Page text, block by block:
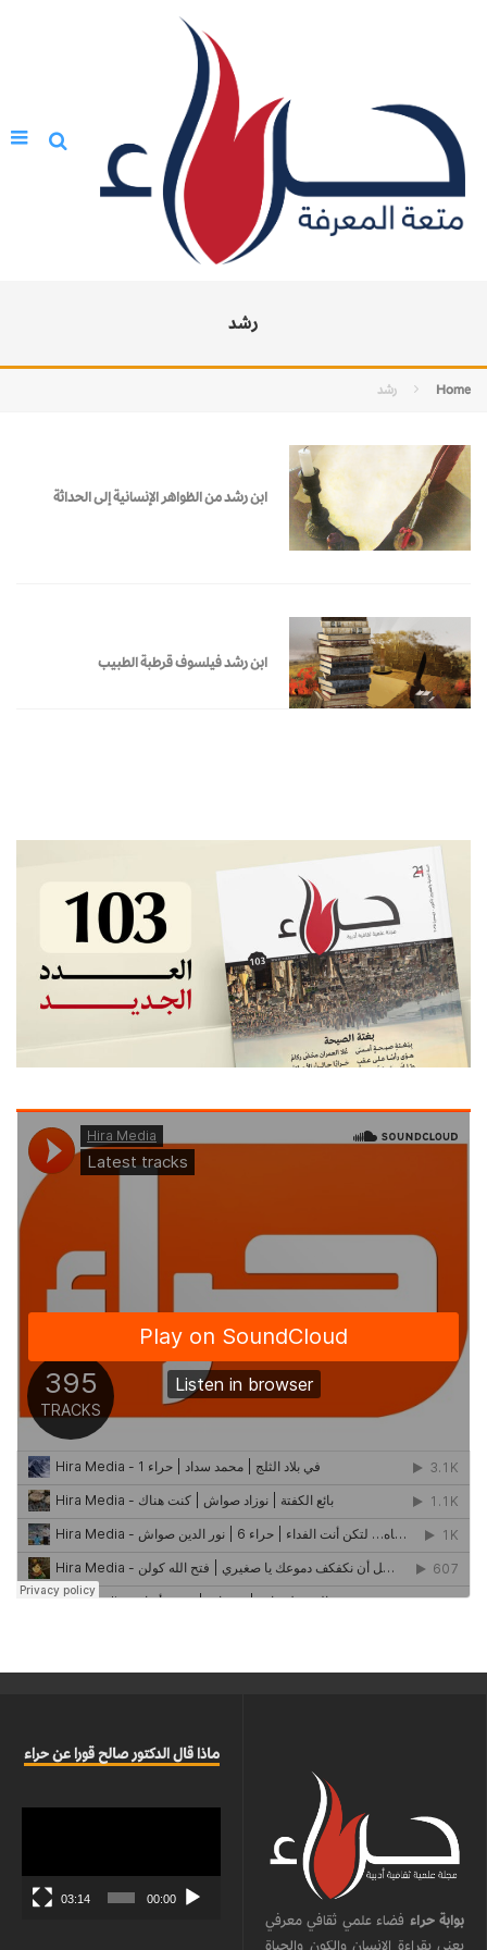
رشد
Home رشد
ابن رشد من الظواهر الإنسانية إلى الحداثة
ابن رشد فيلسوف قرطبة الطبيب
بوابة حراء فضاء علمي ثقافي معرفي
يعنى بقراءة الإنسان والكون والحياة
ماذا قال الدكتور صالح قورا عن حراء
00:00
03:14